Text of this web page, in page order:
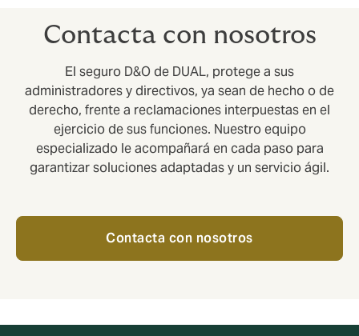
Contacta con nosotros
El seguro D&O de DUAL, protege a sus
administradores y directivos, ya sean de hecho o de
derecho, frente a reclamaciones interpuestas en el
ejercicio de sus funciones. Nuestro equipo
especializado le acompañará en cada paso para
garantizar soluciones adaptadas y un servicio ágil.
Contacta con nosotros